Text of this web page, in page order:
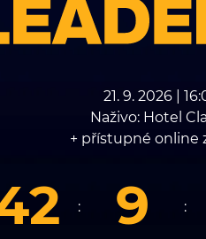
21. 9. 2026 |
Naživo: Hotel
+ přístupné online
9